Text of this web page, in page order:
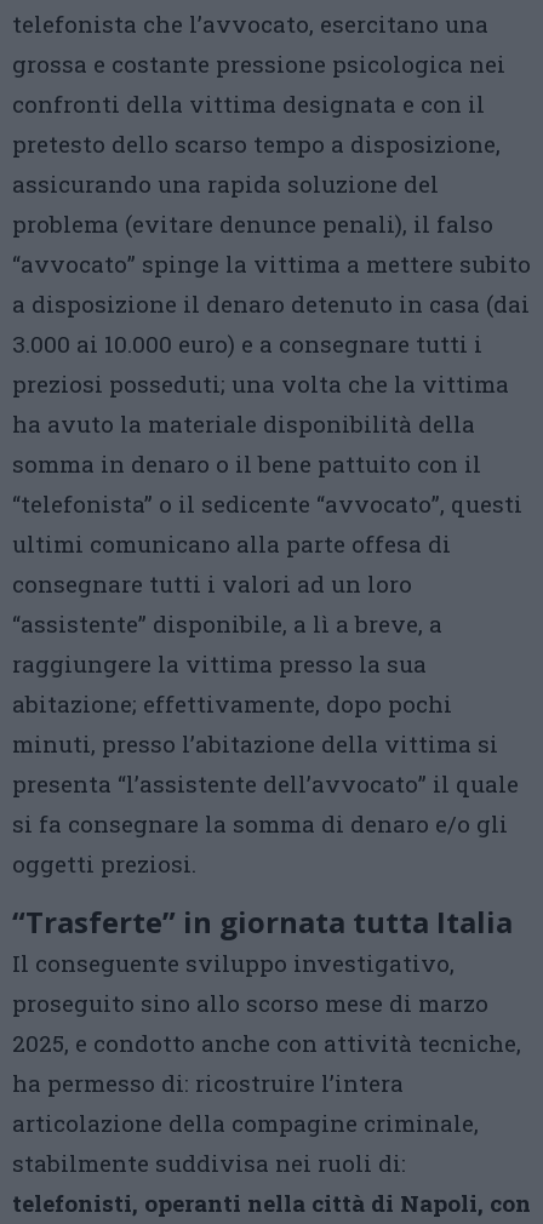
telefonista che l’avvocato, esercitano una
grossa e costante pressione psicologica nei
confronti della vittima designata e con il
pretesto dello scarso tempo a disposizione,
assicurando una rapida soluzione del
problema (evitare denunce penali), il falso
“avvocato” spinge la vittima a mettere subito
a disposizione il denaro detenuto in casa (dai
3.000 ai 10.000 euro) e a consegnare tutti i
preziosi posseduti; una volta che la vittima
ha avuto la materiale disponibilità della
somma in denaro o il bene pattuito con il
“telefonista” o il sedicente “avvocato”, questi
ultimi comunicano alla parte offesa di
consegnare tutti i valori ad un loro
“assistente” disponibile, a lì a breve, a
raggiungere la vittima presso la sua
abitazione; effettivamente, dopo pochi
minuti, presso l’abitazione della vittima si
presenta “l’assistente dell’avvocato” il quale
si fa consegnare la somma di denaro e/o gli
oggetti preziosi.
“Trasferte” in giornata tutta Italia
Il conseguente sviluppo investigativo,
proseguito sino allo scorso mese di marzo
2025, e condotto anche con attività tecniche,
ha permesso di: ricostruire l’intera
articolazione della compagine criminale,
stabilmente suddivisa nei ruoli di:
telefonisti, operanti nella città di Napoli, con